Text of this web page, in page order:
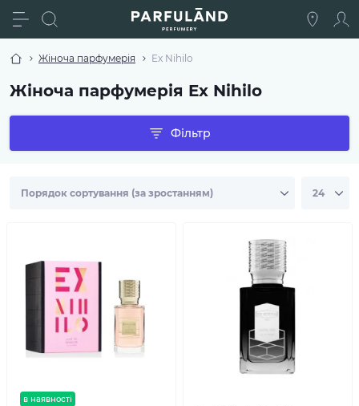
Жіноча парфумерія Ex Nihilo
Жіноча парфумерія Ex Nihilo
Фільтр
в наявності